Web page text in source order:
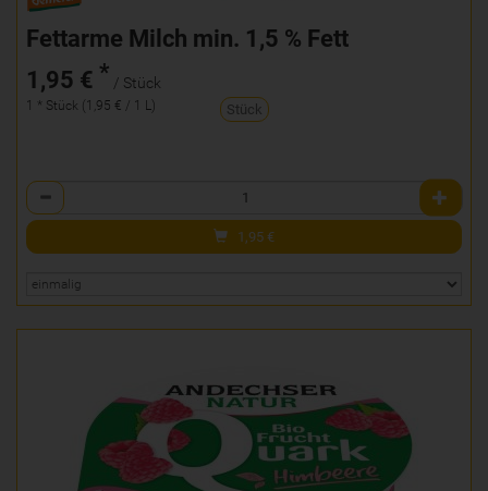
Fettarme Milch min. 1,5 % Fett
1,95 € * / Stück
1 * Stück (1,95 € / 1 L) Stück
Anzahl
1,95 €